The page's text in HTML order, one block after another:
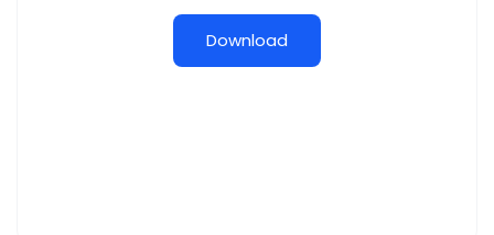
Download